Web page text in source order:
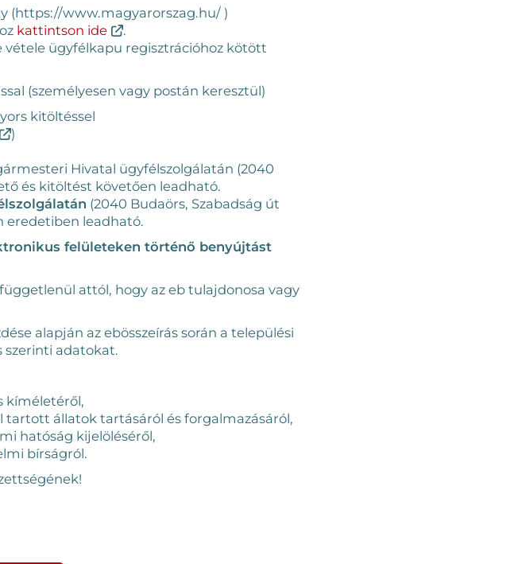
(https://www.magyarorszag.hu/ )
kattintson ide
.
ügyfélkapu regisztrációhoz kötött
(személyesen vagy postán keresztül)
kitöltéssel
)
Hivatal ügyfélszolgálatán (2040
és kitöltést követően leadható.
(2040 Budaörs, Szabadság út
eredetiben leadható.
felületeken történő benyújtást
függetlenül attól, hogy az eb tulajdonosa vagy
alapján az ebösszeírás során a települési
szerinti adatokat.
kíméletéről,
tartott állatok tartásáról és forgalmazásáról,
hatóság kijelöléséről,
bírságról.